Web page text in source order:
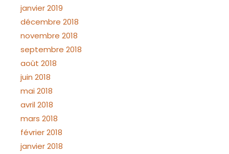
janvier 2019
décembre 2018
novembre 2018
septembre 2018
août 2018
juin 2018
mai 2018
avril 2018
mars 2018
février 2018
janvier 2018